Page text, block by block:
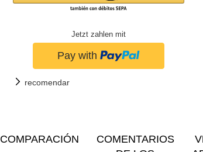
Jetzt zahlen mit
recomendar
COMPARACIÓN
COMENTARIOS